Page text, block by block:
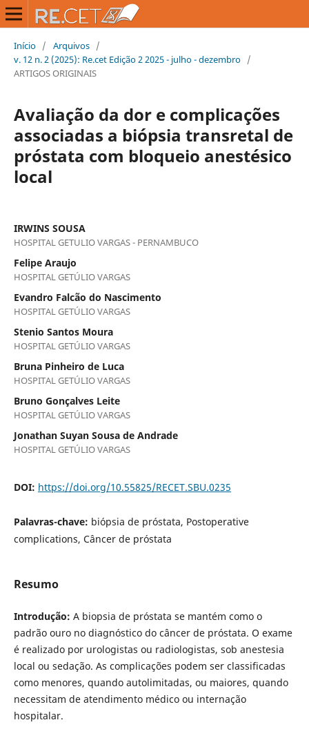
Início / Arquivos /
v. 12 n. 2 (2025): Re.cet Edição 2 2025 - julho - dezembro /
ARTIGOS ORIGINAIS
Avaliação da dor e complicações
associadas a biópsia transretal de
próstata com bloqueio anestésico
local
IRWINS SOUSA
HOSPITAL GETULIO VARGAS - PERNAMBUCO
Felipe Araujo
HOSPITAL GETÚLIO VARGAS
Evandro Falcão do Nascimento
HOSPITAL GETÚLIO VARGAS
Stenio Santos Moura
HOSPITAL GETÚLIO VARGAS
Bruna Pinheiro de Luca
HOSPITAL GETÚLIO VARGAS
Bruno Gonçalves Leite
HOSPITAL GETÚLIO VARGAS
Jonathan Suyan Sousa de Andrade
HOSPITAL GETÚLIO VARGAS
DOI: https://doi.org/10.55825/RECET.SBU.0235
Palavras-chave: biópsia de próstata, Postoperative
complications, Câncer de próstata
Resumo
Introdução: A biopsia de próstata se mantém como o
padrão ouro no diagnóstico do câncer de próstata. O exame
é realizado por urologistas ou radiologistas, sob anestesia
local ou sedação. As complicações podem ser classificadas
como menores, quando autolimitadas, ou maiores, quando
necessitam de atendimento médico ou internação
hospitalar.